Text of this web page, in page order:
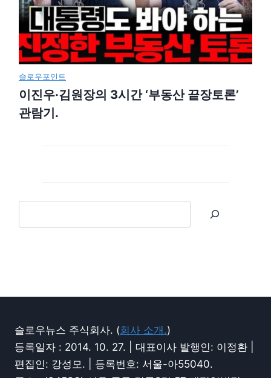
슬로우포인트
이진우·김원장의 3시간 ‘부동산 끝장토론’
관람기.
슬로우뉴스 주식회사. (회사 소개.)
등록일자 : 2014. 10. 27. | 대표이사 발행인: 이정환 |
편집인: 강성모. | 등록번호: 서울-아55040.